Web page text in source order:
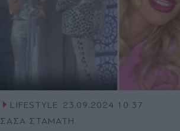
LIFESTYLE 23.09.2024 10:37
ΣΑΣΑ ΣΤΑΜΑΤΗ